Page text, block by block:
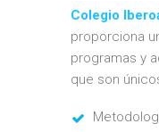
Colegio
proporciona
programas y
que son